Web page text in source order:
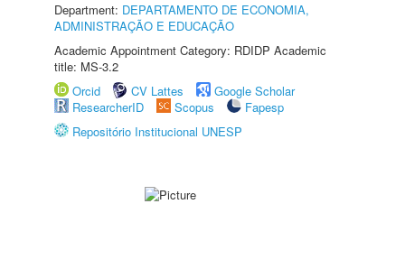
Department: DEPARTAMENTO DE ECONOMIA,
ADMINISTRAÇÃO E EDUCAÇÃO
Academic Appointment Category: RDIDP Academic
title: MS-3.2
Orcid
CV Lattes
Google Scholar
ResearcherID
Scopus
Fapesp
Repositório Institucional UNESP